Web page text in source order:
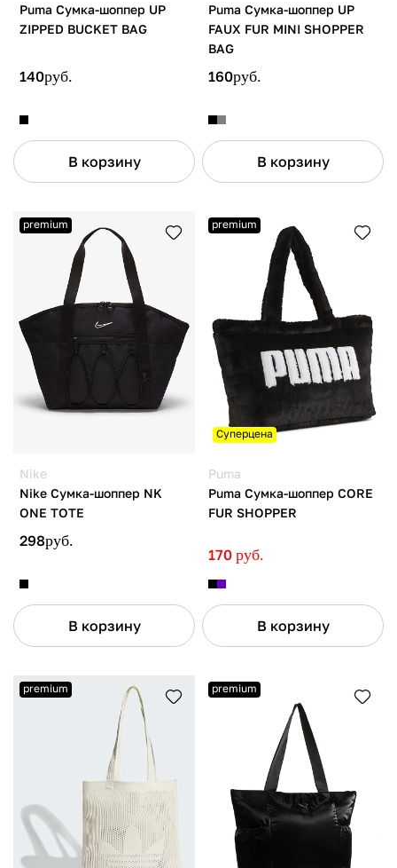
Puma Сумка-шоппер UP
ZIPPED BUCKET BAG
140руб.
В корзину
Puma Сумка-шоппер UP
FAUX FUR MINI SHOPPER
BAG
160руб.
В корзину
premium
Nike
Nike Сумка-шоппер NK
ONE TOTE
298руб.
В корзину
premium
Суперцена
Puma
Puma Сумка-шоппер CORE
FUR SHOPPER
170 руб.
В корзину
premium premium